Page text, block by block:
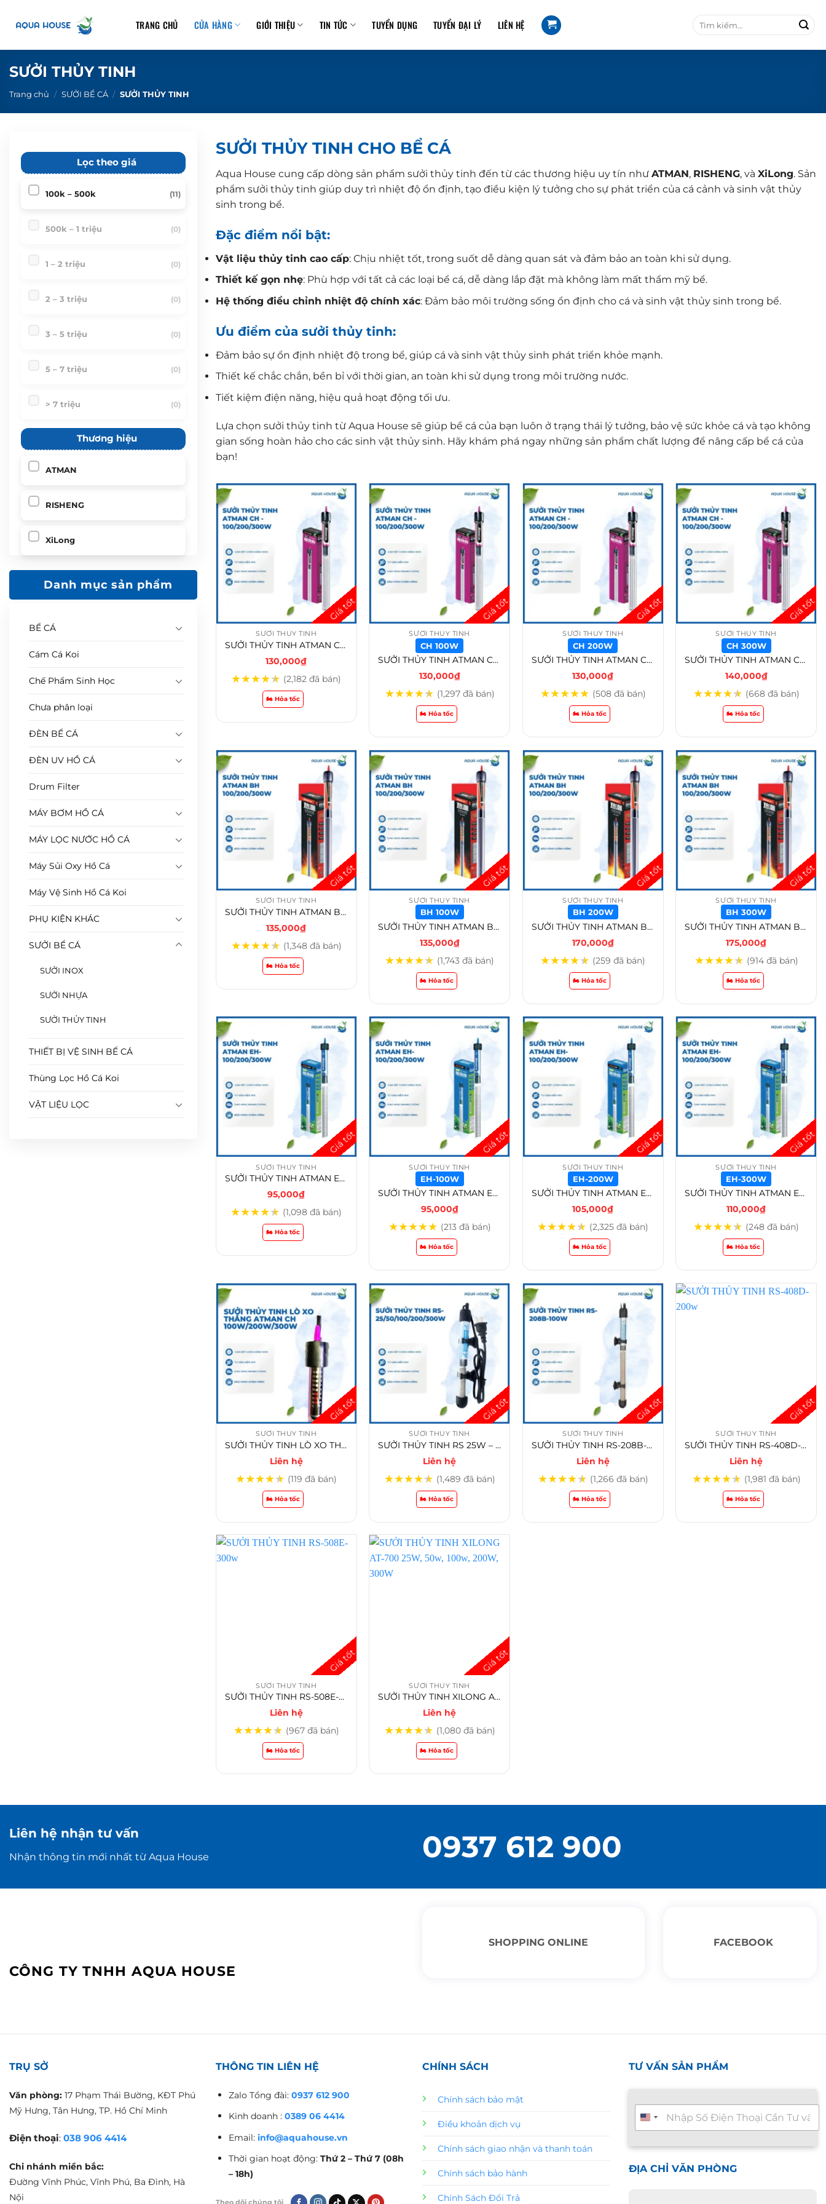
u
i
TRANG CHỦ CỬA HÀNG GIỚI THIỆU TIN TỨC TUYỂN DỤNG TUYỂN ĐẠI LÝ LIÊN HỆ
SƯỞI THỦY TINH
Trang chủ / SƯỞI BỂ CÁ / SƯỞI THỦY TINH
Lọc theo giá
100k – 500k (11)
500k – 1 triệu (0)
1 – 2 triệu (0)
2 – 3 triệu (0)
3 – 5 triệu (0)
5 – 7 triệu (0)
> 7 triệu (0)
Thương hiệu
ATMAN
RISHENG
XiLong
Danh mục sản phẩm
BỂ CÁ
Cám Cá Koi
Chế Phẩm Sinh Học
Chưa phân loại
ĐÈN BỂ CÁ
ĐÈN UV HỒ CÁ
Drum Filter
MÁY BƠM HỒ CÁ
MÁY LỌC NƯỚC HỒ CÁ
Máy Sủi Oxy Hồ Cá
Máy Vệ Sinh Hồ Cá Koi
PHỤ KIỆN KHÁC
SƯỞI BỂ CÁ
SƯỞI INOX
SƯỞI NHỰA
SƯỞI THỦY TINH
THIẾT BỊ VỆ SINH BỂ CÁ
Thùng Lọc Hồ Cá Koi
VẬT LIỆU LỌC
SƯỞI THỦY TINH CHO BỂ CÁ
Aqua House cung cấp dòng sản phẩm sưởi thủy tinh đến từ các thương hiệu uy tín như ATMAN, RISHENG, và XiLong. Sản
phẩm sưởi thủy tinh giúp duy trì nhiệt độ ổn định, tạo điều kiện lý tưởng cho sự phát triển của cá cảnh và sinh vật thủy
sinh trong bể.
Đặc điểm nổi bật:
Vật liệu thủy tinh cao cấp: Chịu nhiệt tốt, trong suốt dễ dàng quan sát và đảm bảo an toàn khi sử dụng.
Thiết kế gọn nhẹ: Phù hợp với tất cả các loại bể cá, dễ dàng lắp đặt mà không làm mất thẩm mỹ bể.
Hệ thống điều chỉnh nhiệt độ chính xác: Đảm bảo môi trường sống ổn định cho cá và sinh vật thủy sinh trong bể.
Ưu điểm của sưởi thủy tinh:
Đảm bảo sự ổn định nhiệt độ trong bể, giúp cá và sinh vật thủy sinh phát triển khỏe mạnh.
Thiết kế chắc chắn, bền bỉ với thời gian, an toàn khi sử dụng trong môi trường nước.
Tiết kiệm điện năng, hiệu quả hoạt động tối ưu.
Lựa chọn sưởi thủy tinh từ Aqua House sẽ giúp bể cá của bạn luôn ở trạng thái lý tưởng, bảo vệ sức khỏe cá và tạo không
gian sống hoàn hảo cho các sinh vật thủy sinh. Hãy khám phá ngay những sản phẩm chất lượng để nâng cấp bể cá của
bạn!
SƯỞI THỦY TINH
SƯỞI THỦY TINH ATMAN CH-100w /CH-200w /CH-300w
130,000₫
★★★★★ (2,182 đã bán)
🏍️ Hỏa tốc
SƯỞI THỦY TINH
CH 100W
SƯỞI THỦY TINH ATMAN CH-100w /CH-200w /CH-300w – CH 100W
130,000₫
★★★★★ (1,297 đã bán)
🏍️ Hỏa tốc
SƯỞI THỦY TINH
CH 200W
SƯỞI THỦY TINH ATMAN CH-100w /CH-200w /CH-300w – CH 200W
130,000₫
★★★★★ (508 đã bán)
🏍️ Hỏa tốc
SƯỞI THỦY TINH
CH 300W
SƯỞI THỦY TINH ATMAN CH-100w /CH-200w /CH-300w – CH 300W
140,000₫
★★★★★ (668 đã bán)
🏍️ Hỏa tốc
SƯỞI THỦY TINH
SƯỞI THỦY TINH ATMAN BH-100w /BH-200w/BH-300w
135,000₫
★★★★★ (1,348 đã bán)
🏍️ Hỏa tốc
SƯỞI THỦY TINH
BH 100W
SƯỞI THỦY TINH ATMAN BH-100w /BH-200w/BH-300w – BH 100W
135,000₫
★★★★★ (1,743 đã bán)
🏍️ Hỏa tốc
SƯỞI THỦY TINH
BH 200W
SƯỞI THỦY TINH ATMAN BH-100w /BH-200w/BH-300w – BH 200W
170,000₫
★★★★★ (259 đã bán)
🏍️ Hỏa tốc
SƯỞI THỦY TINH
BH 300W
SƯỞI THỦY TINH ATMAN BH-100w /BH-200w/BH-300w – BH 300W
175,000₫
★★★★★ (914 đã bán)
🏍️ Hỏa tốc
SƯỞI THỦY TINH
SƯỞI THỦY TINH ATMAN EH-100w /EH-200w/ EH-300w
95,000₫
★★★★★ (1,098 đã bán)
🏍️ Hỏa tốc
SƯỞI THỦY TINH
EH-100W
SƯỞI THỦY TINH ATMAN EH-100w /EH-200w/ EH-300w – EH-100W
95,000₫
★★★★★ (213 đã bán)
🏍️ Hỏa tốc
SƯỞI THỦY TINH
EH-200W
SƯỞI THỦY TINH ATMAN EH-100w /EH-200w/ EH-300w – EH-200W
105,000₫
★★★★★ (2,325 đã bán)
🏍️ Hỏa tốc
SƯỞI THỦY TINH
EH-300W
SƯỞI THỦY TINH ATMAN EH-100w /EH-200w/ EH-300w – EH-300W
110,000₫
★★★★★ (248 đã bán)
🏍️ Hỏa tốc
SƯỞI THỦY TINH
SƯỞI THỦY TINH LÒ XO THẲNG ATMAN CH 100W/200W/300W
Liên hệ
★★★★★ (119 đã bán)
🏍️ Hỏa tốc
SƯỞI THỦY TINH
SƯỞI THỦY TINH RS 25W – RS 50W – RS 100W -RS 200W-RS 300W
Liên hệ
★★★★★ (1,489 đã bán)
🏍️ Hỏa tốc
SƯỞI THỦY TINH
SƯỞI THỦY TINH RS-208B-100w
Liên hệ
★★★★★ (1,266 đã bán)
🏍️ Hỏa tốc
SƯỞI THỦY TINH
SƯỞI THỦY TINH RS-408D-200w
Liên hệ
★★★★★ (1,981 đã bán)
🏍️ Hỏa tốc
SƯỞI THỦY TINH
SƯỞI THỦY TINH RS-508E-300w
Liên hệ
★★★★★ (967 đã bán)
🏍️ Hỏa tốc
SƯỞI THỦY TINH
SƯỞI THỦY TINH XILONG AT-700 25W, 50w, 100w, 200W, 300W
Liên hệ
★★★★★ (1,080 đã bán)
🏍️ Hỏa tốc
Liên hệ nhận tư vấn
Nhận thông tin mới nhất từ Aqua House 0937 612 900
CÔNG TY TNHH AQUA HOUSE
SHOPPING ONLINE FACEBOOK
TRỤ SỞ
Văn phòng: 17 Phạm Thái Bường, KĐT Phú
Mỹ Hưng, Tân Hưng, TP. Hồ Chí Minh
Điện thoại: 038 906 4414
Chi nhánh miền bắc:
Đường Vĩnh Phúc, Vĩnh Phú, Ba Đình, Hà
Nội
THÔNG TIN LIÊN HỆ
Zalo Tổng đài: 0937 612 900
Kinh doanh : 0389 06 4414
Email: info@aquahouse.vn
Thời gian hoạt động: Thứ 2 – Thứ 7 (08h
– 18h)
Theo dõi chúng tôi
CHÍNH SÁCH
Chính sách bảo mật
Điều khoản dịch vụ
Chính sách giao nhận và thanh toán
Chính sách bảo hành
Chính Sách Đổi Trả
TƯ VẤN SẢN PHẨM
T
ư
v
n
ĐỊA CHỈ VĂN PHÒNG